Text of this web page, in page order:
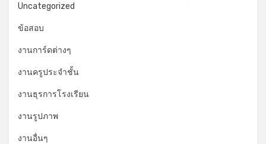
Uncategorized
ข้อสอบ
งานการ์ดต่างๆ
งานครูประจำชั้น
งานธุรการโรงเรียน
งานรูปภาพ
งานอื่นๆ